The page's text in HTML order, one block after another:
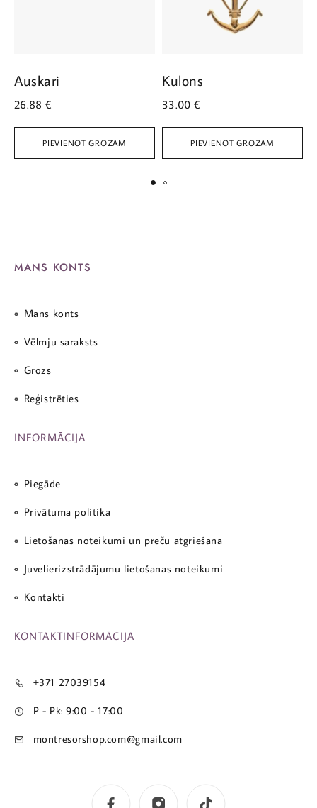
PIEVIENOT GROZAM
Auskari
26.88 €
PIEVIENOT GROZAM
Kulons
33.00 €
MANS KONTS
Mans konts
Vēlmju saraksts
Grozs
Reģistrēties
INFORMĀCIJA
Piegāde
Privātuma politika
Lietošanas noteikumi un preču atgriešana
Juvelierizstrādājumu lietošanas noteikumi
Kontakti
KONTAKTINFORMĀCIJA
+371 27039154
P - Pk: 9:00 - 17:00
montresorshop.com@gmail.com